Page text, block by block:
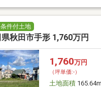
件付土地
秋田市手形 1,760万円
1,760万円
（坪単価:-）
土地面積165.64m